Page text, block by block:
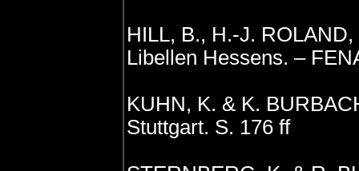
HILL, B., H.-J.
Libellen Hessens. –
KUHN, K. & K.
Stuttgart. S. 176 ff